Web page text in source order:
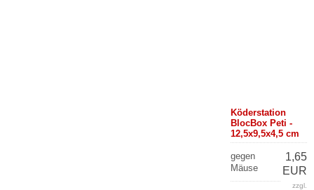
Köderstation
BlocBox Peti -
12,5x9,5x4,5 cm
gegen
Mäuse
1,65
EUR
zzgl.